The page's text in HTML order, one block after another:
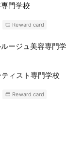
門学校
Reward card
ージュ美容専門
ィスト専門学校
Reward card